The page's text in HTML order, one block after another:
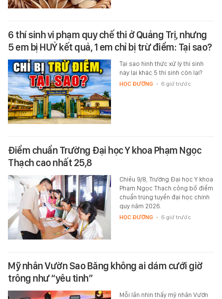
6 thí sinh vi phạm quy chế thi ở Quảng Trị, nhưng
5 em bị HUỶ kết quả, 1 em chỉ bị trừ điểm: Tại sao?
Tại sao hình thức xử lý thí sinh
này lại khác 5 thí sinh còn lại?
HỌC ĐƯỜNG - 6 giờ trước
Điểm chuẩn Trường Đại học Y khoa Phạm Ngọc
Thạch cao nhất 25,8
Chiều 9/8, Trường Đại học Y khoa
Phạm Ngọc Thạch công bố điểm
chuẩn trúng tuyển đại học chính
quy năm 2026.
HỌC ĐƯỜNG - 6 giờ trước
Mỹ nhân Vườn Sao Băng không ai dám cưới giờ
trông như “yêu tinh”
Mỗi lần nhìn thấy mỹ nhân Vườn